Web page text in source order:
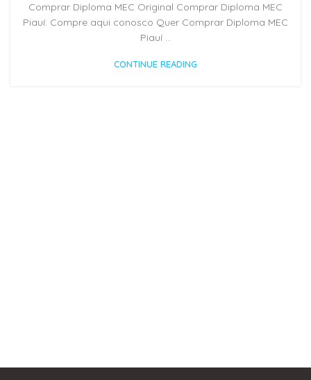
Comprar Diploma MEC Original Comprar Diploma MEC
Piauí: Compre aqui conosco Quer Comprar Diploma MEC
Piauí ...
CONTINUE READING